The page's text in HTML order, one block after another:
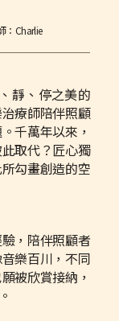
：Charlie
靜、停之美的
療師陪伴照顧
千萬年以來，
取代？匠心獨
勾畫創造的空
，陪伴照顧者
樂百川，不同
被欣賞接納，